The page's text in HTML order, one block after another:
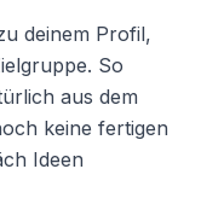
deinem Profil,
So
aus dem
keine fertigen
Ideen